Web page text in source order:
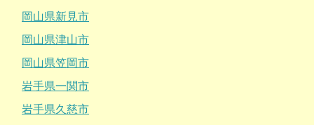
岡山県新見市
岡山県津山市
岡山県笠岡市
岩手県一関市
岩手県久慈市